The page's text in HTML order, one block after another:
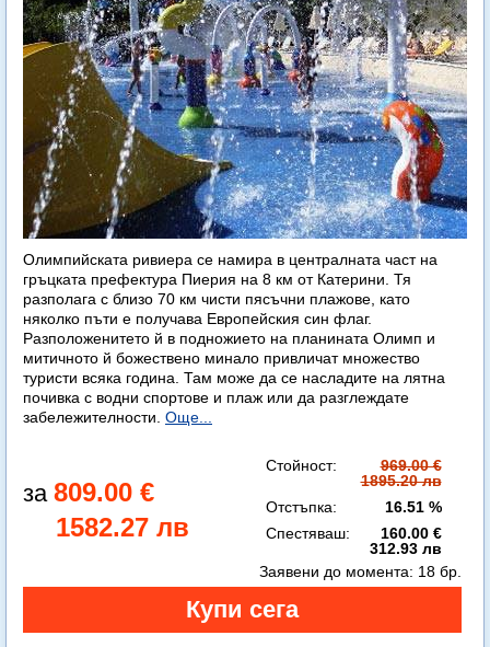
Олимпийската ривиера се намира в централната част на
гръцката префектура Пиерия на 8 км от Катерини. Тя
разполага с близо 70 км чисти пясъчни плажове, като
няколко пъти е получава Европейския син флаг.
Разположенитето й в подножието на планината Олимп и
митичното й божествено минало привличат множество
туристи всяка година. Там може да се насладите на лятна
почивка с водни спортове и плаж или да разглеждате
забележителности. Още...
809.00 €
1582.27 лв
Стойност:
969.00 €
1895.20 лв
Отстъпка:
16.51 %
Спестяваш:
160.00 €
312.93 лв
Заявени до момента: 18 бр.